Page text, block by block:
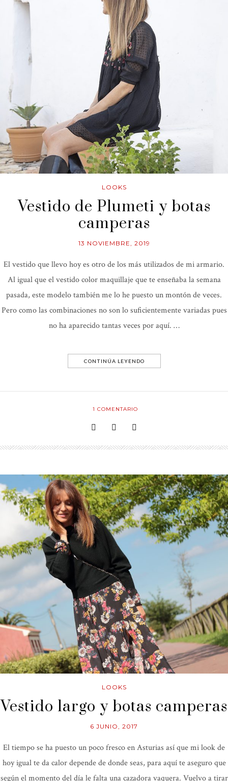
LOOKS
Vestido de Plumeti y botas
camperas
13 NOVIEMBRE, 2019
El vestido que llevo hoy es otro de los más utilizados de mi armario.
Al igual que el vestido color maquillaje que te enseñaba la semana
pasada, este modelo también me lo he puesto un montón de veces.
Pero como las combinaciones no son lo suficientemente variadas pues
no ha aparecido tantas veces por aquí. …
CONTINÚA LEYENDO
1 COMENTARIO
LOOKS
Vestido largo y botas camperas
6 JUNIO, 2017
El tiempo se ha puesto un poco fresco en Asturias así que mi look de
hoy igual te da calor depende de donde seas, para aquí te aseguro que
según el momento del día le falta una cazadora vaquera. Vuelvo a tirar